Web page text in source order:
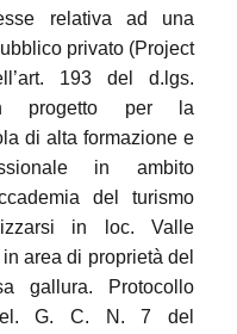
relativa ad una
privato (Project
193 del d.lgs.
progetto per la
di alta formazione e
in ambito
del turismo
in loc. Valle
area di proprietà del
gallura. Protocollo
G. C. N. 7 del